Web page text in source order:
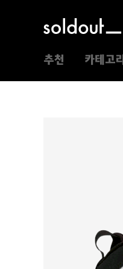
추천 카테고리